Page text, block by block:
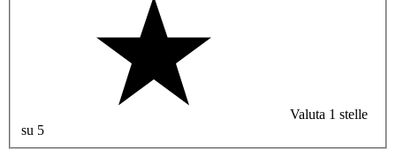
Valuta 1 stelle
su 5